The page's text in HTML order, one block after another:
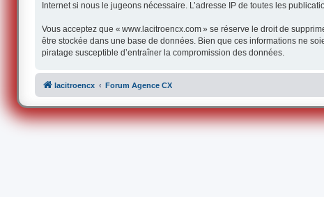
Internet si nous le jugeons nécessaire. L’adresse IP de toutes les
Vous acceptez que « www.lacitroencx.com » se réserve le droit de
être stockée dans une base de données. Bien que ces informations ne
piratage susceptible d’entraîner la compromission des données.
lacitroencx Forum Agence CX